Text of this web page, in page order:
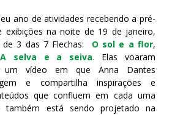
ano de atividades recebendo a pré-
exibições na noite de 19 de janeiro,
3 das 7 Flechas: O sol e a flor,
A selva e a seiva. Elas voaram
um vídeo em que Anna Dantes
e compartilha inspirações e
que confluem em cada uma
também está sendo projetado na